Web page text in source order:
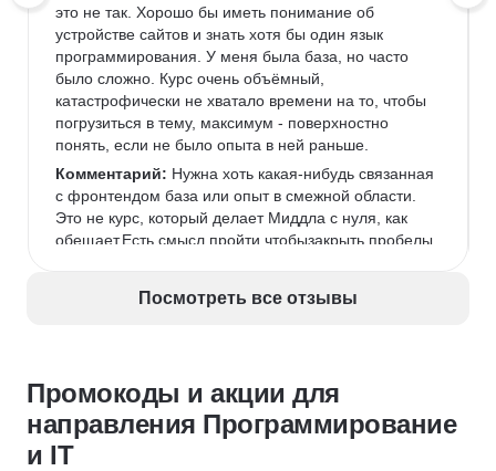
это не так. Хорошо бы иметь понимание об
устройстве сайтов и знать хотя бы один язык
программирования. У меня была база, но часто
было сложно. Курс очень объёмный,
катастрофически не хватало времени на то, чтобы
погрузиться в тему, максимум - поверхностно
понять, если не было опыта в ней раньше.
Комментарий: Нужна хоть какая-нибудь связанная
с фронтендом база или опыт в смежной области.
Это не курс, который делает Миддла с нуля, как
обещает.Есть смысл пройти чтобызакрыть пробелы
Посмотреть все отзывы
Промокоды и акции для
направления Программирование
и IT